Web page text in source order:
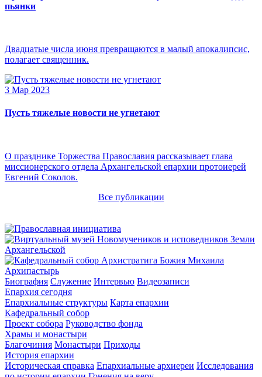
пьянки
Двадцатые числа июня превращаются в малый апокалипсис,
полагает священник.
3 Мар 2023
Пусть тяжелые новости не угнетают
О празднике Торжества Православия рассказывает глава
миссионерского отдела Архангельской епархии протоиерей
Евгений Соколов.
Все публикации
Архипастырь
Биография Служение Интервью Видеозаписи
Епархия сегодня
Епархиальные структуры Карта епархии
Кафедральный собор
Проект собора Руководство фонда
Храмы и монастыри
Благочиния Монастыри Приходы
История епархии
Историческая справка Епархиальные архиереи Исследования